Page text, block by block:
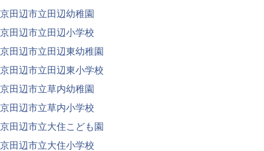
京田辺市立田辺幼稚園
京田辺市立田辺小学校
京田辺市立田辺東幼稚園
京田辺市立田辺東小学校
京田辺市立草内幼稚園
京田辺市立草内小学校
京田辺市立大住こども園
京田辺市立大住小学校